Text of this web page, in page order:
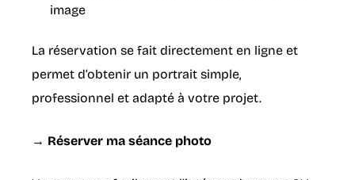
image
La réservation se fait directement en ligne et
permet d’obtenir un portrait simple,
professionnel et adapté à votre projet.
→ Réserver ma séance photo